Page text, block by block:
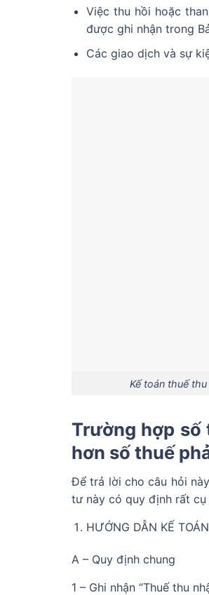
Việc thu hồi hoặc
được ghi nhận trong
Các giao dịch và sự
Kế toán thuế
Trường hợp số
hơn số thuế
Để trả lời cho câu hỏi
tư này có quy định rất cụ
HƯỚNG DẪN KẾ
A – Quy định chung
1 – Ghi nhận “Thuế thu